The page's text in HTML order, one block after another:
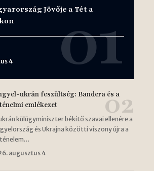
Jövője a Tét a
4
ukrán feszültség: Bandera és a
emlékezet
külügyminiszter békítő szavai ellenére a
és Ukrajna közötti viszony újra a
augusztus 4